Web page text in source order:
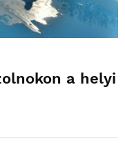
a helyi